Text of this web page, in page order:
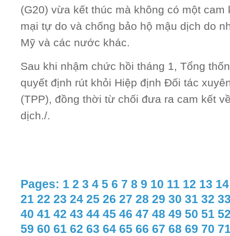
(G20) vừa kết thúc mà không có một
mại tự do và chống bảo hộ mậu dịch do
Mỹ và các nước khác.
Sau khi nhậm chức hồi tháng 1, Tổng
quyết định rút khỏi Hiệp định Đối tác
(TPP), đồng thời từ chối đưa ra cam kết
dịch./.
Pages: 1 2 3 4 5 6 7 8 9 10 11 12 13 14
21 22 23 24 25 26 27 28 29 30 31 32
40 41 42 43 44 45 46 47 48 49 50 51
59 60 61 62 63 64 65 66 67 68 69 70